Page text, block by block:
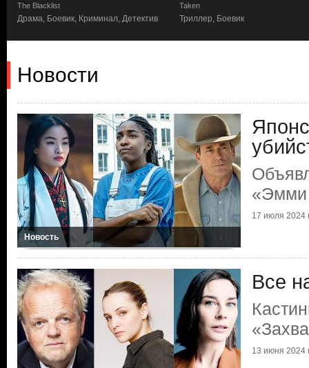
The Blacklist
Драма, Боевик, Криминал, Детектив
Taken
Триллер, Боевик
Новости
Новость
17 июля 2024
Все
13 июня 2024